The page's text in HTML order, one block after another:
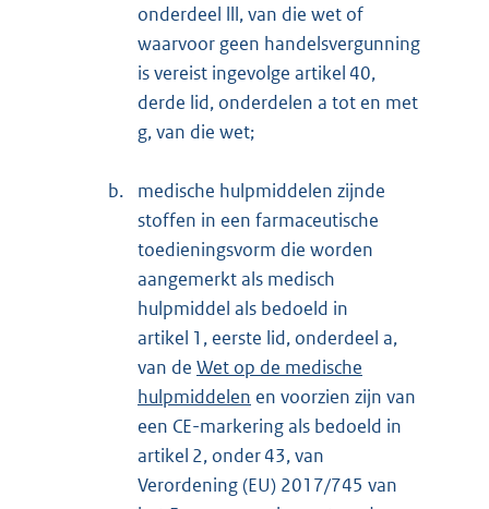
onderdeel lll, van die wet of
waarvoor geen handelsvergunning
is vereist ingevolge artikel 40,
derde lid, onderdelen a tot en met
g, van die wet;
b.
medische hulpmiddelen zijnde
stoffen in een farmaceutische
toedieningsvorm die worden
aangemerkt als medisch
hulpmiddel als bedoeld in
artikel 1, eerste lid, onderdeel a,
van de Wet op de medische
hulpmiddelen en voorzien zijn van
een CE-markering als bedoeld in
artikel 2, onder 43, van
Verordening (EU) 2017/745 van